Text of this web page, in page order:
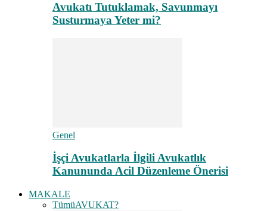
Avukatı Tutuklamak, Savunmayı
Susturmaya Yeter mi?
Genel
İşçi Avukatlarla İlgili Avukatlık
Kanununda Acil Düzenleme Önerisi
MAKALE
TümüAVUKAT?